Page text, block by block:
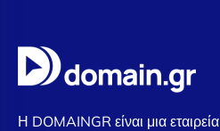
Η DOMAINGR είναι μια